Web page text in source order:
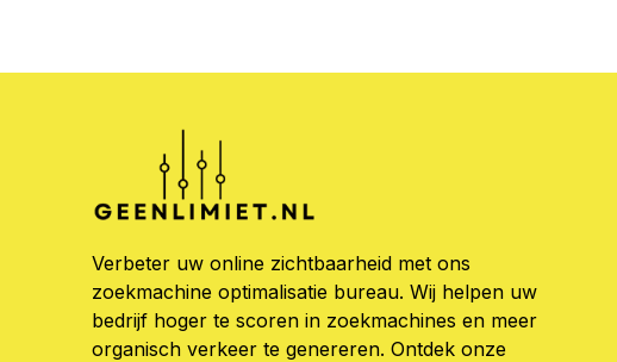
Verbeter uw online zichtbaarheid met ons
zoekmachine optimalisatie bureau. Wij helpen uw
bedrijf hoger te scoren in zoekmachines en meer
organisch verkeer te genereren. Ontdek onze